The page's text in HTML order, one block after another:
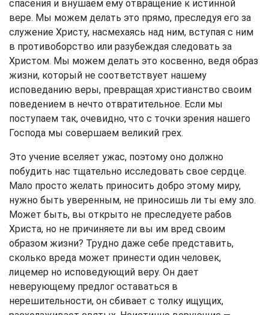
спасения и внушаем ему отвращение к истинной
вере. Мы можем делать это прямо, преследуя его за
служение Христу, насмехаясь над ним, вступая с ним
в противоборство или разубеждая следовать за
Христом. Мы можем делать это косвенно, ведя образ
жизни, который не соответствует нашему
исповеданию веры, превращая христианство своим
поведением в нечто отвратительное. Если мы
поступаем так, очевидно, что с точки зрения нашего
Господа мы совершаем великий грех.
Это учение вселяет ужас, поэтому оно должно
побудить нас тщательно исследовать свое сердце.
Мало просто желать приносить добро этому миру,
нужно быть уверенным, не приносишь ли ты ему зло.
Может быть, вы открыто не преследуете рабов
Христа, но не причиняете ли вы им вред своим
образом жизни? Трудно даже себе представить,
сколько вреда может принести один человек,
лицемер но исповедующий веру. Он дает
неверующему предлог оставаться в
нерешительности, он сбивает с толку ищущих,